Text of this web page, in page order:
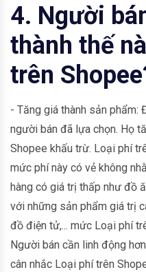
4. Người
thành thế
trên
- Tăng giá thành sản phẩm:
người bán đã lựa chọn. Họ
Shopee khấu trừ. Loại phí
mức phí này có vẻ không
hàng có giá trị thấp như đồ
với những sản phẩm giá trị
đồ điện tử,... mức Loại phí
Người bán cần linh động
cân nhắc Loại phí trên